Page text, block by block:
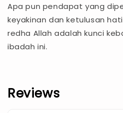
Apa pun pendapat yang
keyakinan dan ketulusan
redha Allah adalah kunci
ibadah ini.
Reviews